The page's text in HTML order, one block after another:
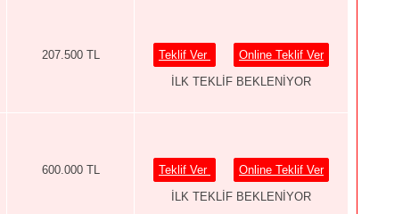
207.500 TL Teklif Ver
Online Teklif Ver
İLK TEKLİF BEKLENİYOR
600.000 TL Teklif Ver
Online Teklif Ver
İLK TEKLİF BEKLENİYOR